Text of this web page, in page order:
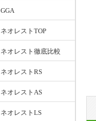
GGA
ネオレストTOP
ネオレスト徹底比較
ネオレストRS
ネオレストAS
ネオレストLS